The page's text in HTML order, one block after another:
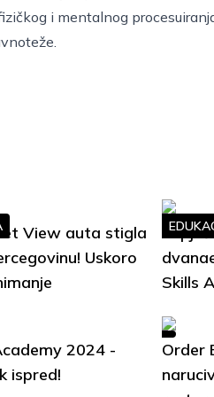
i mentalnog
View auta stigla
Uskoro
Skills
2024 -
ispred!
Order